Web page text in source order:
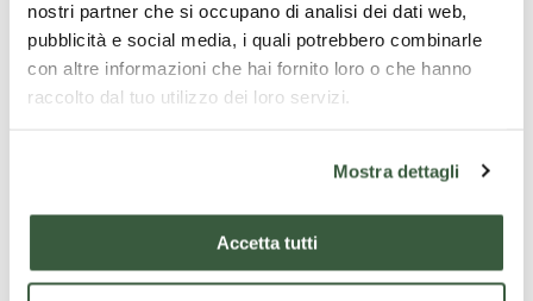
nostri partner che si occupano di analisi dei dati web,
pubblicità e social media, i quali potrebbero combinarle
con altre informazioni che hai fornito loro o che hanno
raccolto dal tuo utilizzo dei loro servizi.
Mostra dettagli
Accetta tutti
Cosa è incluso
Trasferimenti verso tutti i siti d'interesse. Ingresso ai
Madonna del Parto ed al Museo Civico